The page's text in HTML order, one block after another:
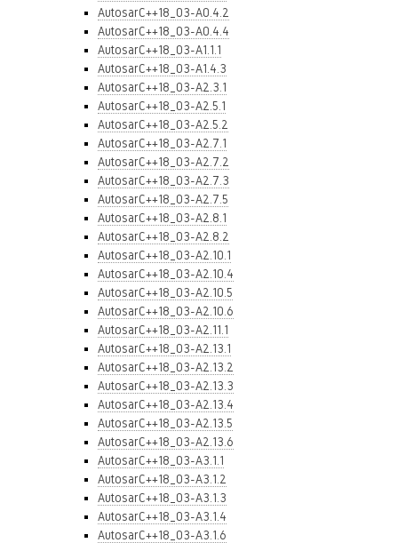
AutosarC++18_03-A0.4.2
AutosarC++18_03-A0.4.4
AutosarC++18_03-A1.1.1
AutosarC++18_03-A1.4.3
AutosarC++18_03-A2.3.1
AutosarC++18_03-A2.5.1
AutosarC++18_03-A2.5.2
AutosarC++18_03-A2.7.1
AutosarC++18_03-A2.7.2
AutosarC++18_03-A2.7.3
AutosarC++18_03-A2.7.5
AutosarC++18_03-A2.8.1
AutosarC++18_03-A2.8.2
AutosarC++18_03-A2.10.1
AutosarC++18_03-A2.10.4
AutosarC++18_03-A2.10.5
AutosarC++18_03-A2.10.6
AutosarC++18_03-A2.11.1
AutosarC++18_03-A2.13.1
AutosarC++18_03-A2.13.2
AutosarC++18_03-A2.13.3
AutosarC++18_03-A2.13.4
AutosarC++18_03-A2.13.5
AutosarC++18_03-A2.13.6
AutosarC++18_03-A3.1.1
AutosarC++18_03-A3.1.2
AutosarC++18_03-A3.1.3
AutosarC++18_03-A3.1.4
AutosarC++18_03-A3.1.6